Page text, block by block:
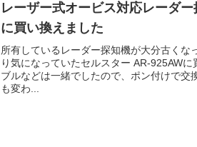
レーザー式オービス対応レーダ
に買い換えました
所有しているレーダー探知機が大分古くな
り気になっていたセルスター AR-925AW
ブルなどは一緒でしたので、ポン付けで交
も変わ...